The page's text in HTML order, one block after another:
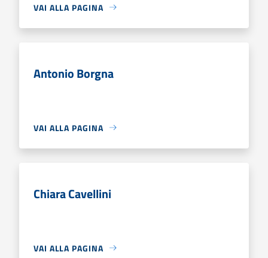
VAI ALLA PAGINA
Antonio Borgna
VAI ALLA PAGINA
Chiara Cavellini
VAI ALLA PAGINA